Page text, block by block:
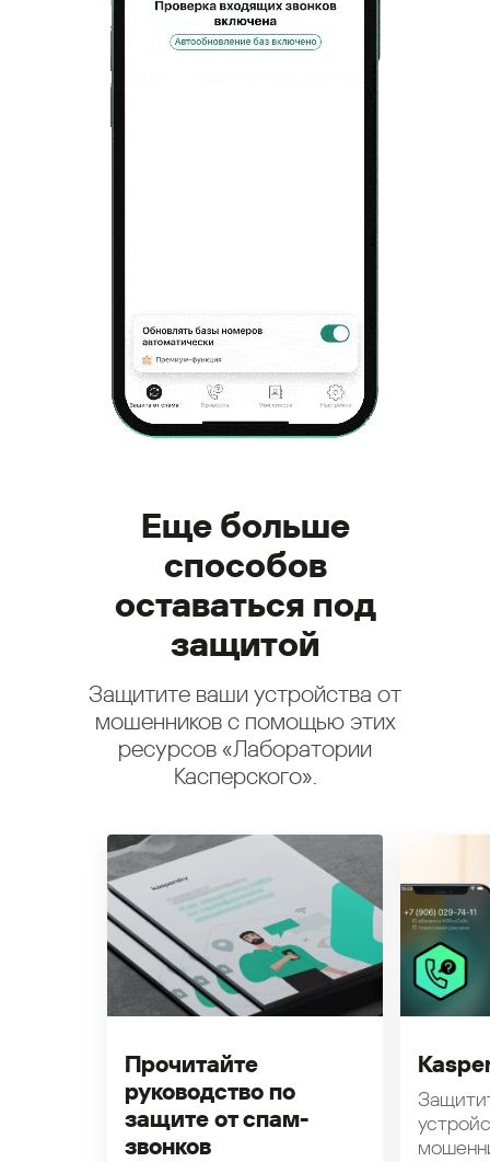
Еще больше
способов
оставаться под
защитой
Защитите ваши устройства от
мошенников с помощью этих
ресурсов «Лаборатории
Касперского».
Прочитайте
руководство по
защите от спам-
звонков